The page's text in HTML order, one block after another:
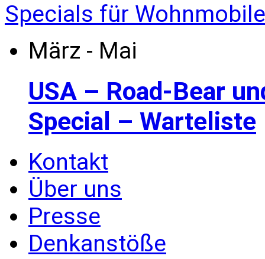
Specials für Wohnmobile
März - Mai
USA – Road-Bear
Special – Warteliste
Kontakt
Über uns
Presse
Denkanstöße